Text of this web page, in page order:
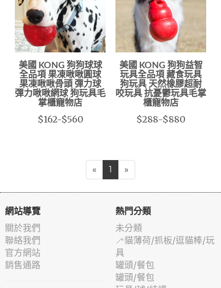
美國 KONG 狗狗球球
全品項 果凍啾啾圓球
果凍啾啾骨頭 彈力球
彈力啾啾網球 狗玩具毛
掌櫃寵物店
$162-$560
美國 KONG 狗狗益智
玩具全品項 藏食玩具
狗玩具 天然橡膠超耐
咬玩具 抗憂鬱玩具毛掌
櫃寵物店
$288-$880
« 1 »
網站導覽
關於我們
聯絡我們
官方網站
銷售通路
熱門分類
未分類
🦯貓薄荷/抓板/逗貓棒/玩
具
罐頭/餐包
罐頭/餐包